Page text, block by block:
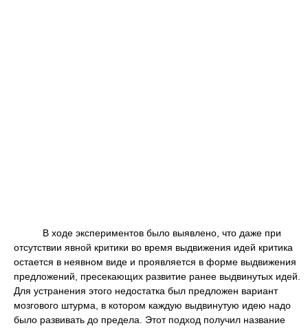
В ходе экспериментов было выявлено, что даже при
отсутствии явной критики во время выдвижения идей критика
остается в неявном виде и проявляется в форме выдвижения
предложений, пресекающих развитие ранее выдвинутых идей.
Для устранения этого недостатка был предложен вариант
мозгового штурма, в котором каждую выдвинутую идею надо
было развивать до предела. Этот подход получил название